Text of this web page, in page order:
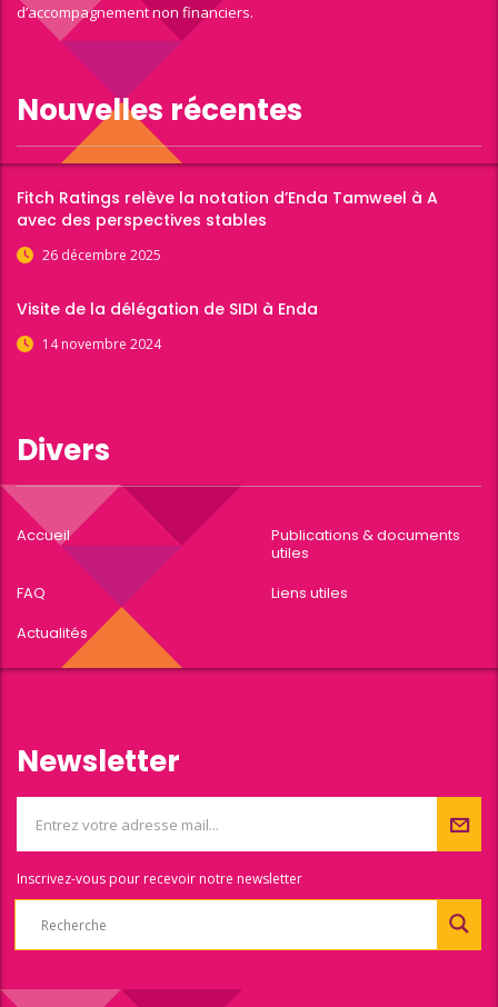
d’accompagnement non financiers.
Nouvelles récentes
Fitch Ratings relève la notation d’Enda Tamweel à A
avec des perspectives stables
26 décembre 2025
Visite de la délégation de SIDI à Enda
14 novembre 2024
Divers
Accueil
Publications & documents
utiles
FAQ
Liens utiles
Actualités
Newsletter
Inscrivez-vous pour recevoir notre newsletter